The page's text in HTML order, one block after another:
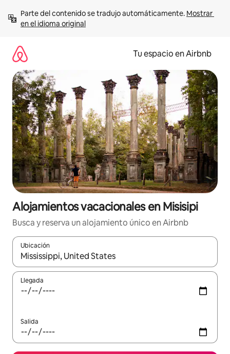
contenido
Parte del contenido se tradujo automáticamente. Mostrar
en el idioma original
Tu espacio en Airbnb
Alojamientos vacacionales en Misisipi
Busca y reserva un alojamiento único en Airbnb
Ubicación
Cuando los resultados estén disponibles, podrás navegar
Llegada
Salida